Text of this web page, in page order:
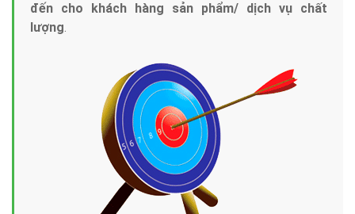
đến cho khách hàng sản phẩm/ dịch vụ chất
lượng.